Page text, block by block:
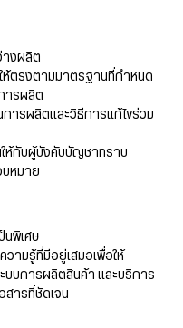
งผลิต
ห้ตรงตามมาตรฐานที่กำหนด
ารผลิต
การผลิตและวิธีการแก้ไขร่วม
ห้กับผู้บังคับบัญชาทราบ
หมาย
นพิเศษ
วามรู้ที่มีอยู่เสมอเพื่อให้
บบการผลิตสินค้า และบริการ
ารที่ชัดเจน